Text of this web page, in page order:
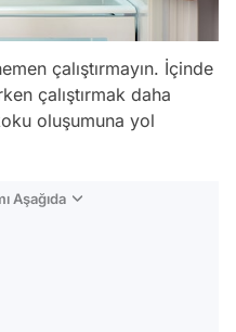
çalıştırmayın. İçinde
çalıştırmak daha
oluşumuna yol
Aşağıda